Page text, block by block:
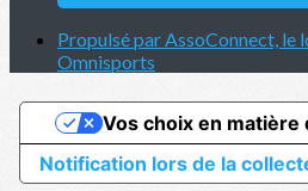
Propulsé par AssoConnect, le
Omnisports
Notification lors de la
Vos choix en